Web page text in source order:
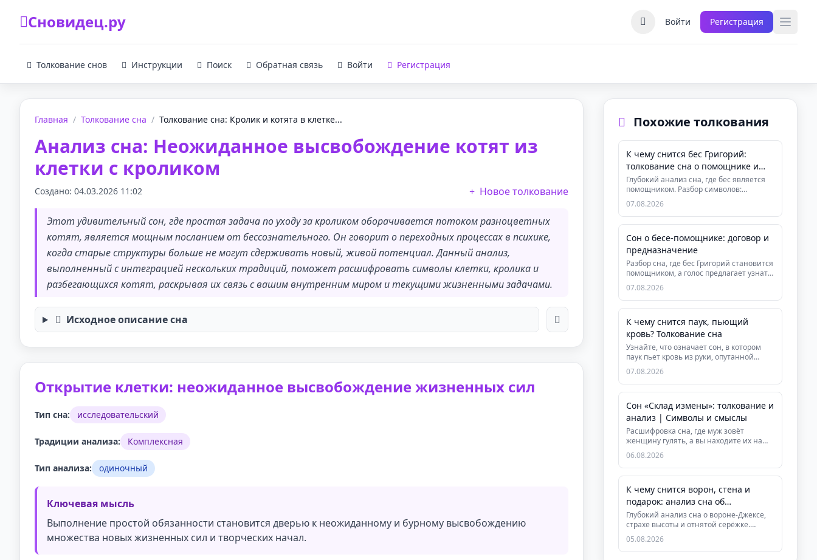
Сновидец.ру Войти Регистрация
Толкование снов Инструкции Поиск Обратная связь Войти Регистрация
Главная / Толкование сна / Толкование сна: Кролик и котята в клетке...
Анализ сна: Неожиданное высвобождение котят из
клетки с кроликом
Создано: 04.03.2026 11:02 Новое толкование
Этот удивительный сон, где простая задача по уходу за кроликом оборачивается потоком разноцветных
котят, является мощным посланием от бессознательного. Он говорит о переходных процессах в психике,
когда старые структуры больше не могут сдерживать новый, живой потенциал. Данный анализ,
выполненный с интеграцией нескольких традиций, поможет расшифровать символы клетки, кролика и
разбегающихся котят, раскрывая их связь с вашим внутренним миром и текущими жизненными задачами.
Исходное описание сна
Открытие клетки: неожиданное высвобождение жизненных сил
Тип сна: исследовательский
Традиции анализа: Комплексная
Тип анализа: одиночный
Ключевая мысль
Выполнение простой обязанности становится дверью к неожиданному и бурному высвобождению
множества новых жизненных сил и творческих начал.
Похожие толкования
К чему снится бес Григорий:
толкование сна о помощнике и
предназначении
Глубокий анализ сна, где бес является
помощником. Разбор символов:
заснеженная улица, отец, перекрёс...
07.08.2026
Сон о бесе-помощнике: договор и
предназначение
Разбор сна, где бес Григорий становится
помощником, а голос предлагает узнать
предназначение за плат...
07.08.2026
К чему снится паук, пьющий
кровь? Толкование сна
Узнайте, что означает сон, в котором
паук пьет кровь из руки, опутанной
паутиной. Глубокий анализ си...
07.08.2026
Сон «Склад измены»: толкование и
анализ | Символы и смыслы
Расшифровка сна, где муж зовёт
женщину гулять, а вы находите их на
складе. Узнайте, что означает это...
06.08.2026
К чему снится ворон, стена и
подарок: анализ сна об
отверженности
Глубокий анализ сна о вороне-Джексе,
страхе высоты и отнятой серёжке.
Раскрываем тему самоценности, ...
05.08.2026